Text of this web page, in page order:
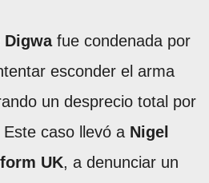
Digwafue condenada por
esconder el arma
un desprecio total por
caso llevó a Nigel
UK, a denunciar un